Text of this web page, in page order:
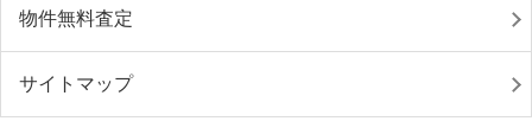
物件無料査定
サイトマップ